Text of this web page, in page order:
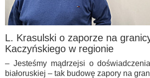
L. Krasulski o zaporze na
Kaczyńskiego w regionie
– Jesteśmy mądrzejsi o
białoruskiej – tak budowę zapory na